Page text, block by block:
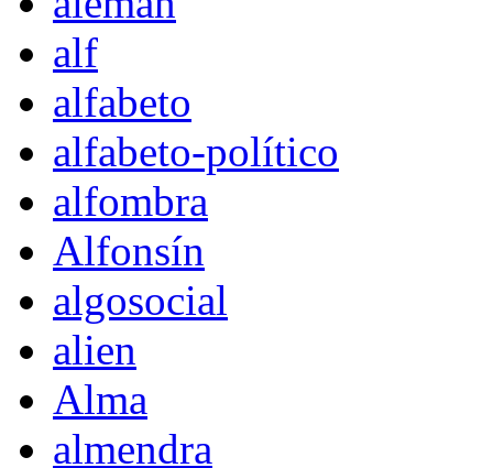
alf
alfabeto
alfabeto-político
alfombra
Alfonsín
algosocial
alien
Alma
almendra